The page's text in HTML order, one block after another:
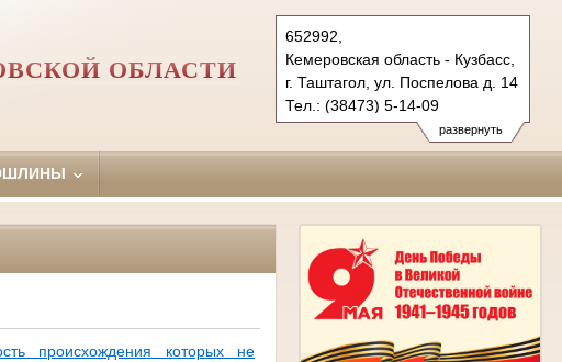
развернуть
652992,
Кемеровская область - Кузбасс,
г. Таштагол, ул. Поспелова д. 14
Тел.: (38473) 5-14-09
tashtagolsky.kmr@sudrf.ru
ОБЛАСТИ
происхождения которых не